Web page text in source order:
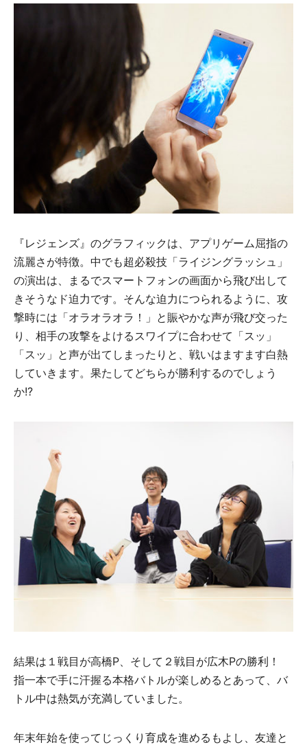
『レジェンズ』のグラフィックは、アプリゲーム屈指の
流麗さが特徴。中でも超必殺技「ライジングラッシュ」
の演出は、まるでスマートフォンの画面から飛び出して
きそうなド迫力です。そんな迫力につられるように、攻
撃時には「オラオラオラ！」と賑やかな声が飛び交った
り、相手の攻撃をよけるスワイプに合わせて「スッ」
「スッ」と声が出てしまったりと、戦いはますます白熱
していきます。果たしてどちらが勝利するのでしょう
か!?
結果は１戦目が高橋P、そして２戦目が広木Pの勝利！
指一本で手に汗握る本格バトルが楽しめるとあって、バ
トル中は熱気が充満していました。
年末年始を使ってじっくり育成を進めるもよし、友達と